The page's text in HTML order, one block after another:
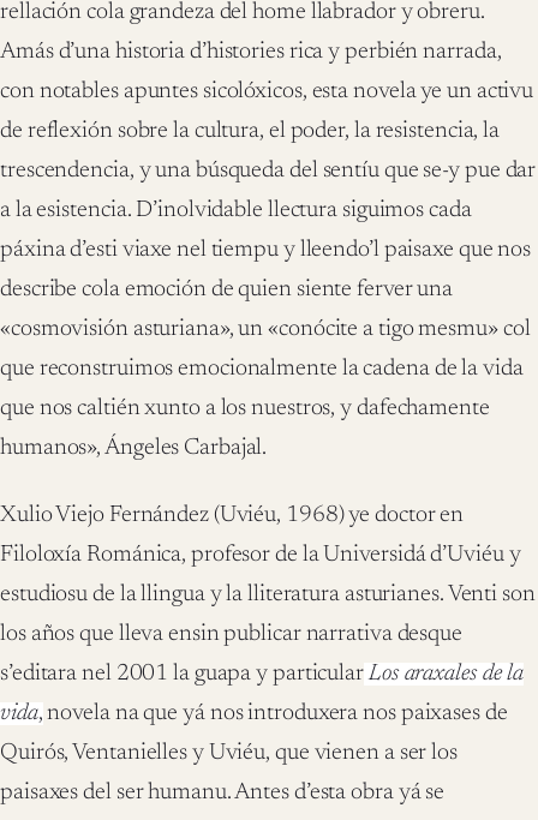
rellación cola grandeza del home llabrador y obreru.
Amás d’una historia d’histories rica y perbién narrada,
con notables apuntes sicolóxicos, esta novela ye un activu
de reflexión sobre la cultura, el poder, la resistencia, la
trescendencia, y una búsqueda del sentíu que se-y pue dar
a la esistencia. D’inolvidable llectura siguimos cada
páxina d’esti viaxe nel tiempu y lleendo’l paisaxe que nos
describe cola emoción de quien siente ferver una
«cosmovisión asturiana», un «conócite a tigo mesmu» col
que reconstruimos emocionalmente la cadena de la vida
que nos caltién xunto a los nuestros, y dafechamente
humanos», Ángeles Carbajal.
Xulio Viejo Fernández (Uviéu, 1968) ye doctor en
Filoloxía Románica, profesor de la Universidá d’Uviéu y
estudiosu de la llingua y la lliteratura asturianes. Venti son
los años que lleva ensin publicar narrativa desque
s’editara nel 2001 la guapa y particular Los araxales de la
vida, novela na que yá nos introduxera nos paixases de
Quirós, Ventanielles y Uviéu, que vienen a ser los
paisaxes del ser humanu. Antes d’esta obra yá se